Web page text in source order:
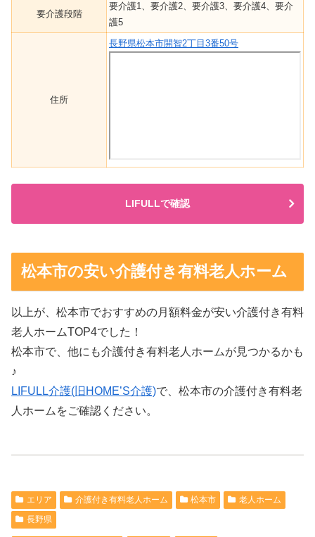
要介護段階
要介護1、要介護2、要介護3、要介護4、要介
護5
住所
長野県松本市開智2丁目3番50号
LIFULLで確認
松本市の安い介護付き有料老人ホーム
以上が、松本市でおすすめの月額料金が安い介護付き有料
老人ホームTOP4でした！
松本市で、他にも介護付き有料老人ホームが見つかるかも
♪
LIFULL介護(旧HOME’S介護)で、松本市の介護付き有料老
人ホームをご確認ください。
エリア 介護付き有料老人ホーム 松本市
老人ホーム
長野県